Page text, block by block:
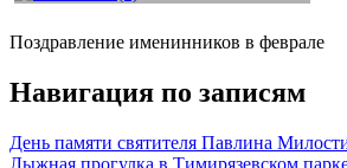
Поздравление именинников в феврале
Навигация по записям
День памяти святителя Павлина
Лыжная прогулка в Тимирязевском